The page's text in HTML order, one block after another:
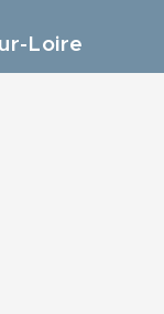
Loire